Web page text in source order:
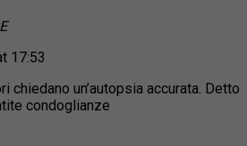
17:53
chiedano un’autopsia accurata. Detto
condoglianze